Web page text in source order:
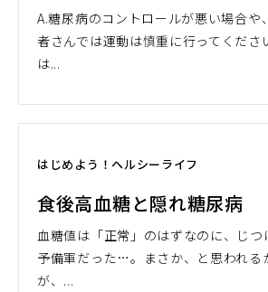
A.糖尿病のコントロールが悪い場合や
者さんでは運動は慎重に行ってくださ
は...
はじめよう！ヘルシーライフ
食後高血糖と隠れ糖尿病
血糖値は「正常」のはずなのに、じつ
予備軍だった…。まさか、と思われる
が、...